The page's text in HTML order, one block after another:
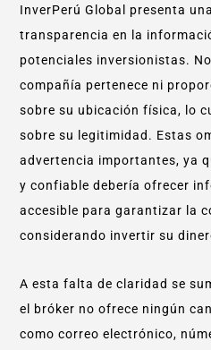
InverPerú Global presenta
transparencia en la
potenciales inversionistas.
compañía pertenece ni
sobre su ubicación física, lo
sobre su legitimidad. Estas
advertencia importantes, ya
y confiable debería ofrecer
accesible para garantizar la
considerando invertir su
A esta falta de claridad se
el bróker no ofrece ningún
como correo electrónico,